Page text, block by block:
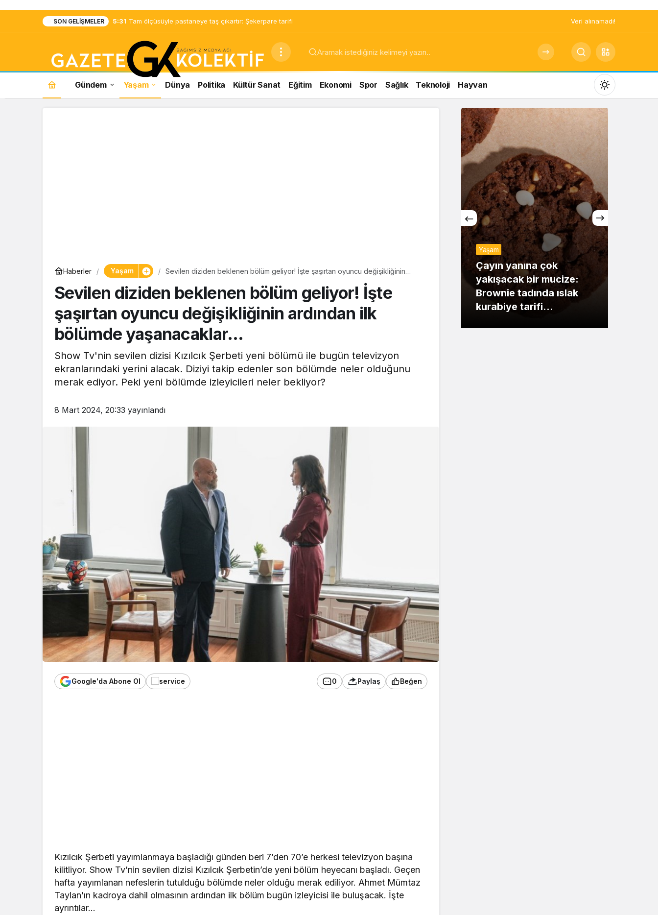
SON GELIŞMELER 5:31 Tam ölçüsüyle pastaneye taş çıkartır: Şekerpare tarifi Veri alınamadı!
Gündem Yaşam Dünya Politika Kültür Sanat Eğitim Ekonomi Spor Sağlık Teknoloji Hayvan
Mod
değiştir
Gündüz Modu
Gündüz modunu seçin.
Gece Modu
Gece modunu seçin.
Sistem Modu
Sistem modunu seçin.
Haberler Yaşam
Sevilen diziden beklenen bölüm geliyor! İşte şaşırtan oyuncu değişikliğinin
Sevilen diziden beklenen bölüm geliyor! İşte
şaşırtan oyuncu değişikliğinin ardından ilk
bölümde yaşanacaklar…
Show Tv'nin sevilen dizisi Kızılcık Şerbeti yeni bölümü ile bugün televizyon
ekranlarındaki yerini alacak. Diziyi takip edenler son bölümde neler olduğunu
merak ediyor. Peki yeni bölümde izleyicileri neler bekliyor?
8 Mart 2024, 20:33 yayınlandı
Google'da Abone Ol 0 Paylaş Beğen
Kızılcık Şerbeti yayımlanmaya başladığı günden beri 7’den 70’e herkesi televizyon başına
kilitliyor. Show Tv’nin sevilen dizisi Kızılcık Şerbetin’de yeni bölüm heyecanı başladı. Geçen
hafta yayımlanan nefeslerin tutulduğu bölümde neler olduğu merak ediliyor. Ahmet Mümtaz
Taylan’ın kadroya dahil olmasının ardından ilk bölüm bugün izleyicisi ile buluşacak. İşte
ayrıntılar…
Tam ölçüsüyle
pastaneye taş çıkartır:
Şekerpare tarifi
Yaşam
Çayın yanına çok
yakışacak bir mucize:
Brownie tadında ıslak
kurabiye tarifi…